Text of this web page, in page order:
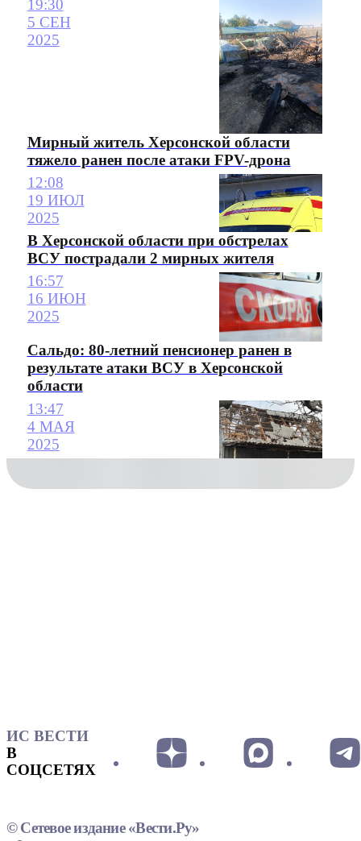
19:30
5 СЕН
2025
Мирный житель Херсонской области
тяжело ранен после атаки FPV-дрона
12:08
19 ИЮЛ
2025
В Херсонской области при обстрелах
ВСУ пострадали 2 мирных жителя
16:57
16 ИЮН
2025
Сальдо: 80-летний пенсионер ранен в
результате атаки ВСУ в Херсонской
области
13:47
4 МАЯ
2025
ИС ВЕСТИ
В
СОЦСЕТЯХ
© Сетевое издание «Вести.Ру»